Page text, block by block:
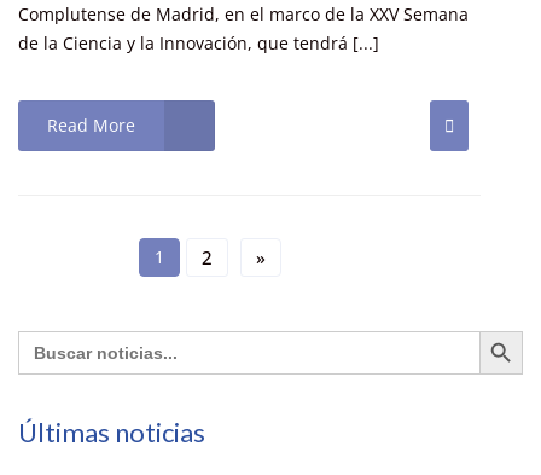
Complutense de Madrid, en el marco de la XXV Semana
de la Ciencia y la Innovación, que tendrá [...]
Read More
1 2 »
Buscar: Botón de
Últimas noticias